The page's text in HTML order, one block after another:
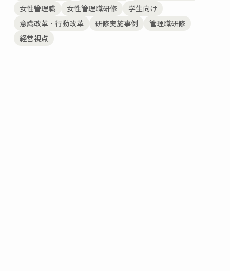
女性管理職
女性管理職研修
学生向け
意識改革・行動改革
研修実施事例
管理職研修
経営視点